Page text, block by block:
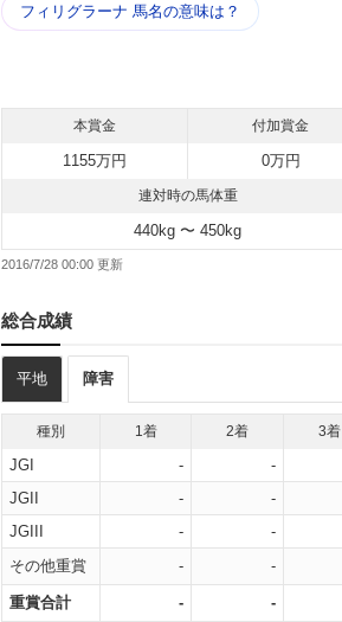
フィリグラーナ 馬名の意味は？
本賞金 付加賞金
1155万円 0万円
連対時の馬体重
440kg 〜 450kg
2016/7/28 00:00
総合成績
平地 障害
種別 1着 2着 3着
JGI - -
JGII
- -
JGIII
- -
その他重賞
- -
重賞合計 - -